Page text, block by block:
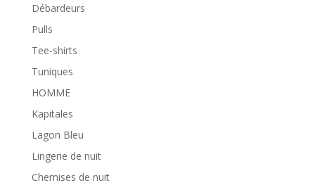
Débardeurs
Pulls
Tee-shirts
Tuniques
HOMME
Kapitales
Lagon Bleu
Lingerie de nuit
Chemises de nuit